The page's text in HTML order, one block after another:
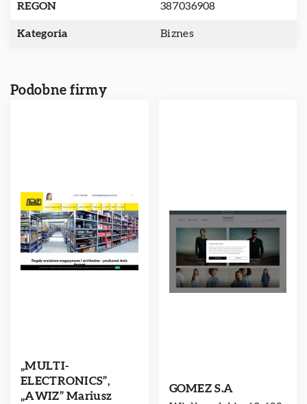
REGON 387036908
Kategoria Biznes
Podobne firmy
„MULTI-
ELECTRONICS”,
„AWIZ” Mariusz
GOMEZ S.A